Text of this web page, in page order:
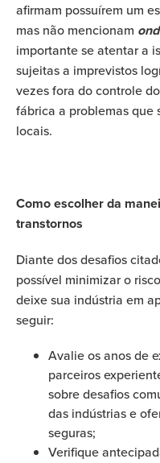
afirmam possuírem um
mas não mencionam
importante se atentar a
sujeitas a imprevistos
vezes fora do controle
fábrica a problemas que
locais.
Como escolher da
transtornos
Diante dos desafios
possível minimizar o
deixe sua indústria em
seguir:
Avalie os anos de
parceiros
sobre desafios
das indústrias e
seguras;
Verifique